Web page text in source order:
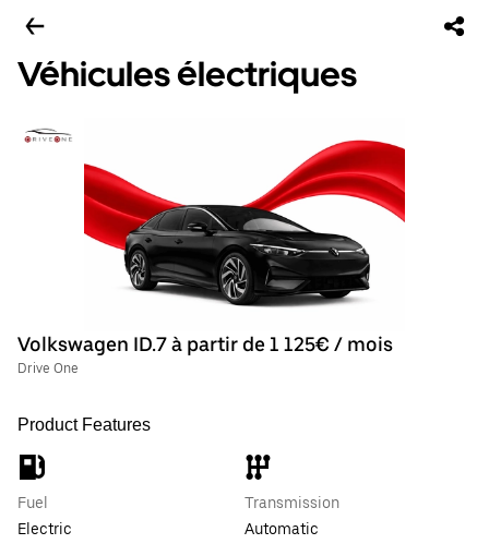
Véhicules électriques
Volkswagen ID.7 à partir de 1 125€ / mois
Drive One
Product Features
Fuel
Electric
Transmission
Automatic